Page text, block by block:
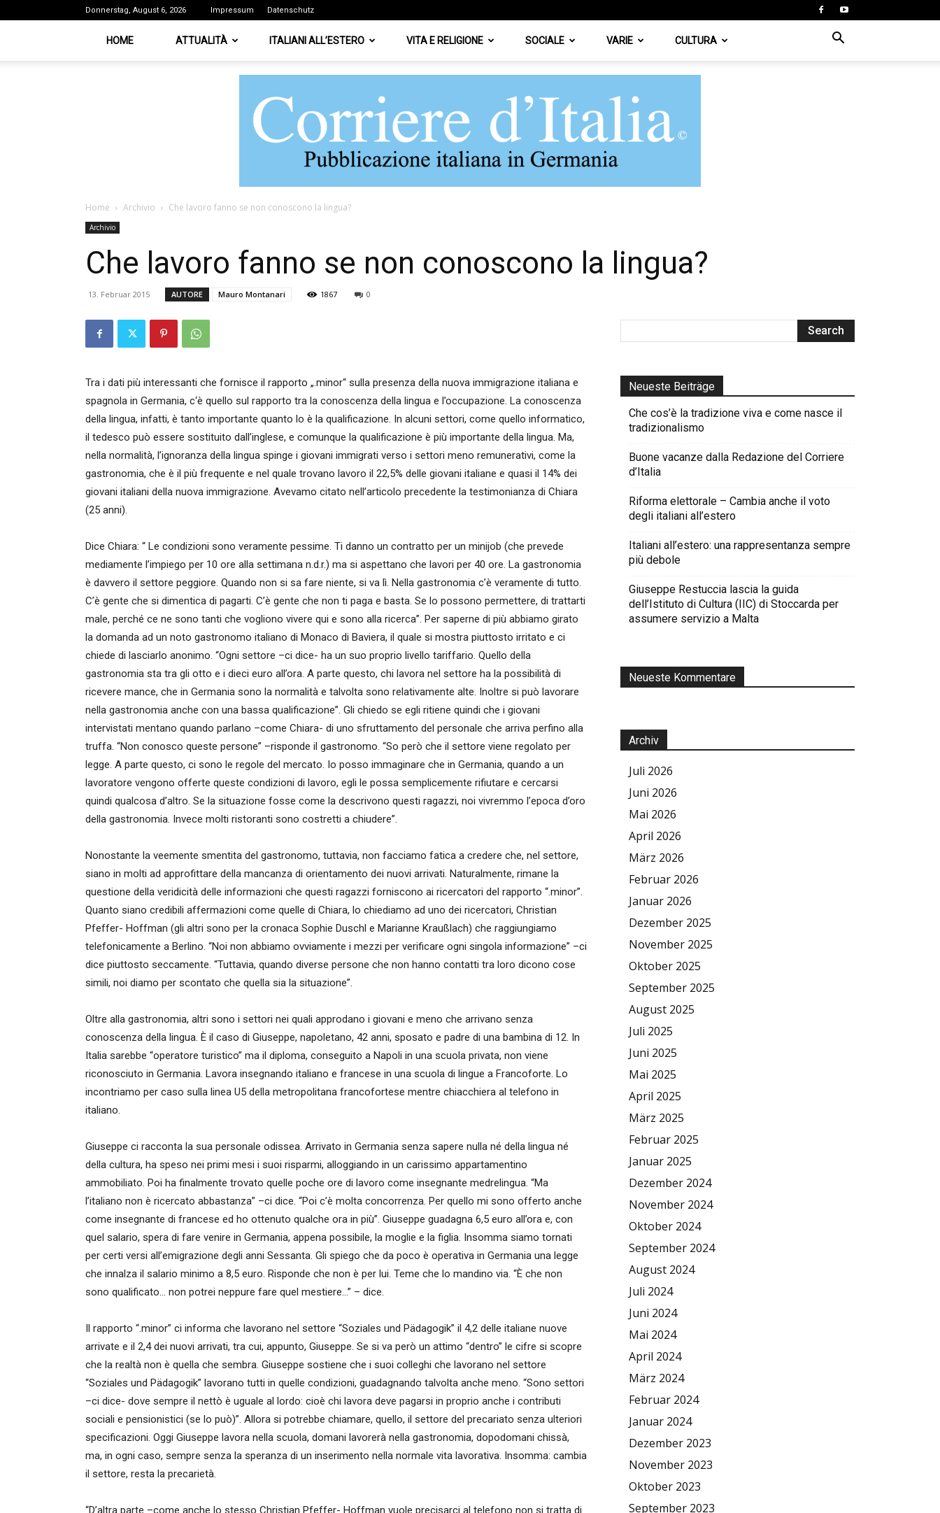
Donnerstag, August 6, 2026 Impressum Datenschutz
HOME ATTUALITÀ ITALIANI ALL’ESTERO VITA E RELIGIONE SOCIALE VARIE CULTURA
Home Archivio Che lavoro fanno se non conoscono la lingua?
Archivio
Che lavoro fanno se non conoscono la lingua?
13. Februar 2015 AUTORE Mauro Montanari 1867 0
Tra i dati più interessanti che fornisce il rapporto „.minor“ sulla presenza della nuova immigrazione italiana e
spagnola in Germania, c‘è quello sul rapporto tra la conoscenza della lingua e l’occupazione. La conoscenza
della lingua, infatti, è tanto importante quanto lo è la qualificazione. In alcuni settori, come quello informatico,
il tedesco può essere sostituito dall’inglese, e comunque la qualificazione è più importante della lingua. Ma,
nella normalità, l’ignoranza della lingua spinge i giovani immigrati verso i settori meno remunerativi, come la
gastronomia, che è il più frequente e nel quale trovano lavoro il 22,5% delle giovani italiane e quasi il 14% dei
giovani italiani della nuova immigrazione. Avevamo citato nell’articolo precedente la testimonianza di Chiara
(25 anni).
Dice Chiara: “ Le condizioni sono veramente pessime. Ti danno un contratto per un minijob (che prevede
mediamente l’impiego per 10 ore alla settimana n.d.r.) ma si aspettano che lavori per 40 ore. La gastronomia
è davvero il settore peggiore. Quando non si sa fare niente, si va lì. Nella gastronomia c’è veramente di tutto.
C’è gente che si dimentica di pagarti. C’è gente che non ti paga e basta. Se lo possono permettere, di trattarti
male, perché ce ne sono tanti che vogliono vivere qui e sono alla ricerca”. Per saperne di più abbiamo girato
la domanda ad un noto gastronomo italiano di Monaco di Baviera, il quale si mostra piuttosto irritato e ci
chiede di lasciarlo anonimo. “Ogni settore –ci dice- ha un suo proprio livello tariffario. Quello della
gastronomia sta tra gli otto e i dieci euro all’ora. A parte questo, chi lavora nel settore ha la possibilità di
ricevere mance, che in Germania sono la normalità e talvolta sono relativamente alte. Inoltre si può lavorare
nella gastronomia anche con una bassa qualificazione”. Gli chiedo se egli ritiene quindi che i giovani
intervistati mentano quando parlano –come Chiara- di uno sfruttamento del personale che arriva perfino alla
truffa. “Non conosco queste persone” –risponde il gastronomo. “So però che il settore viene regolato per
legge. A parte questo, ci sono le regole del mercato. Io posso immaginare che in Germania, quando a un
lavoratore vengono offerte queste condizioni di lavoro, egli le possa semplicemente rifiutare e cercarsi
quindi qualcosa d’altro. Se la situazione fosse come la descrivono questi ragazzi, noi vivremmo l’epoca d’oro
della gastronomia. Invece molti ristoranti sono costretti a chiudere”.
Nonostante la veemente smentita del gastronomo, tuttavia, non facciamo fatica a credere che, nel settore,
siano in molti ad approfittare della mancanza di orientamento dei nuovi arrivati. Naturalmente, rimane la
questione della veridicità delle informazioni che questi ragazzi forniscono ai ricercatori del rapporto “.minor”.
Quanto siano credibili affermazioni come quelle di Chiara, lo chiediamo ad uno dei ricercatori, Christian
Pfeffer- Hoffman (gli altri sono per la cronaca Sophie Duschl e Marianne Kraußlach) che raggiungiamo
telefonicamente a Berlino. “Noi non abbiamo ovviamente i mezzi per verificare ogni singola informazione” –ci
dice piuttosto seccamente. “Tuttavia, quando diverse persone che non hanno contatti tra loro dicono cose
simili, noi diamo per scontato che quella sia la situazione”.
Oltre alla gastronomia, altri sono i settori nei quali approdano i giovani e meno che arrivano senza
conoscenza della lingua. È il caso di Giuseppe, napoletano, 42 anni, sposato e padre di una bambina di 12. In
Italia sarebbe “operatore turistico” ma il diploma, conseguito a Napoli in una scuola privata, non viene
riconosciuto in Germania. Lavora insegnando italiano e francese in una scuola di lingue a Francoforte. Lo
incontriamo per caso sulla linea U5 della metropolitana francofortese mentre chiacchiera al telefono in
italiano.
Giuseppe ci racconta la sua personale odissea. Arrivato in Germania senza sapere nulla né della lingua né
della cultura, ha speso nei primi mesi i suoi risparmi, alloggiando in un carissimo appartamentino
ammobiliato. Poi ha finalmente trovato quelle poche ore di lavoro come insegnante medrelingua. “Ma
l’italiano non è ricercato abbastanza” –ci dice. “Poi c’è molta concorrenza. Per quello mi sono offerto anche
come insegnante di francese ed ho ottenuto qualche ora in più”. Giuseppe guadagna 6,5 euro all’ora e, con
quel salario, spera di fare venire in Germania, appena possibile, la moglie e la figlia. Insomma siamo tornati
per certi versi all’emigrazione degli anni Sessanta. Gli spiego che da poco è operativa in Germania una legge
che innalza il salario minimo a 8,5 euro. Risponde che non è per lui. Teme che lo mandino via. “È che non
sono qualificato… non potrei neppure fare quel mestiere…” – dice.
Il rapporto “.minor” ci informa che lavorano nel settore “Soziales und Pädagogik” il 4,2 delle italiane nuove
arrivate e il 2,4 dei nuovi arrivati, tra cui, appunto, Giuseppe. Se si va però un attimo “dentro” le cifre si scopre
che la realtà non è quella che sembra. Giuseppe sostiene che i suoi colleghi che lavorano nel settore
“Soziales und Pädagogik” lavorano tutti in quelle condizioni, guadagnando talvolta anche meno. “Sono settori
–ci dice- dove sempre il nettò è uguale al lordo: cioè chi lavora deve pagarsi in proprio anche i contributi
sociali e pensionistici (se lo può)”. Allora si potrebbe chiamare, quello, il settore del precariato senza ulteriori
specificazioni. Oggi Giuseppe lavora nella scuola, domani lavorerà nella gastronomia, dopodomani chissà,
ma, in ogni caso, sempre senza la speranza di un inserimento nella normale vita lavorativa. Insomma: cambia
il settore, resta la precarietà.
“D’altra parte –come anche lo stesso Christian Pfeffer- Hoffman vuole precisarci al telefono non si tratta di
Neueste Beiträge
Che cos’è la tradizione viva e come nasce il
tradizionalismo
Buone vacanze dalla Redazione del Corriere
d’Italia
Riforma elettorale – Cambia anche il voto
degli italiani all’estero
Italiani all’estero: una rappresentanza sempre
più debole
Giuseppe Restuccia lascia la guida
dell’Istituto di Cultura (IIC) di Stoccarda per
assumere servizio a Malta
Neueste Kommentare
Archiv
Juli 2026
Juni 2026
Mai 2026
April 2026
März 2026
Februar 2026
Januar 2026
Dezember 2025
November 2025
Oktober 2025
September 2025
August 2025
Juli 2025
Juni 2025
Mai 2025
April 2025
März 2025
Februar 2025
Januar 2025
Dezember 2024
November 2024
Oktober 2024
September 2024
August 2024
Juli 2024
Juni 2024
Mai 2024
April 2024
März 2024
Februar 2024
Januar 2024
Dezember 2023
November 2023
Oktober 2023
September 2023